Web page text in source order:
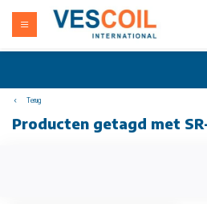
Terug
Producten getagd met